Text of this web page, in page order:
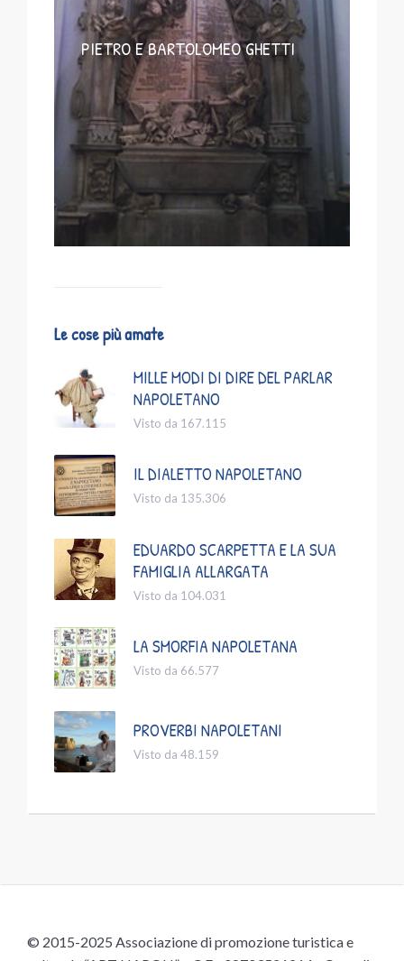
PIETRO E BARTOLOMEO GHETTI
Le cose più amate
MILLE MODI DI DIRE DEL PARLAR
NAPOLETANO
Visto da 167.115
IL DIALETTO NAPOLETANO
Visto da 135.306
EDUARDO SCARPETTA E LA SUA
FAMIGLIA ALLARGATA
Visto da 104.031
LA SMORFIA NAPOLETANA
Visto da 66.577
PROVERBI NAPOLETANI
Visto da 48.159
© 2015-2025 Associazione di promozione turistica e